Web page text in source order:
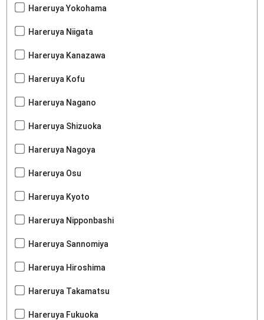
Hareruya Yokohama
Hareruya Niigata
Hareruya Kanazawa
Hareruya Kofu
Hareruya Nagano
Hareruya Shizuoka
Hareruya Nagoya
Hareruya Osu
Hareruya Kyoto
Hareruya Nipponbashi
Hareruya Sannomiya
Hareruya Hiroshima
Hareruya Takamatsu
Hareruya Fukuoka